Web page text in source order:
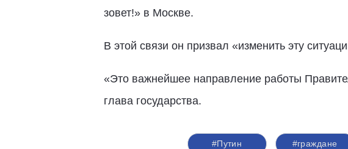
зовет!» в Москве.
В этой связи он призвал «изменить эту
«Это важнейшее направление работы
глава государства.
#Путин #граждане